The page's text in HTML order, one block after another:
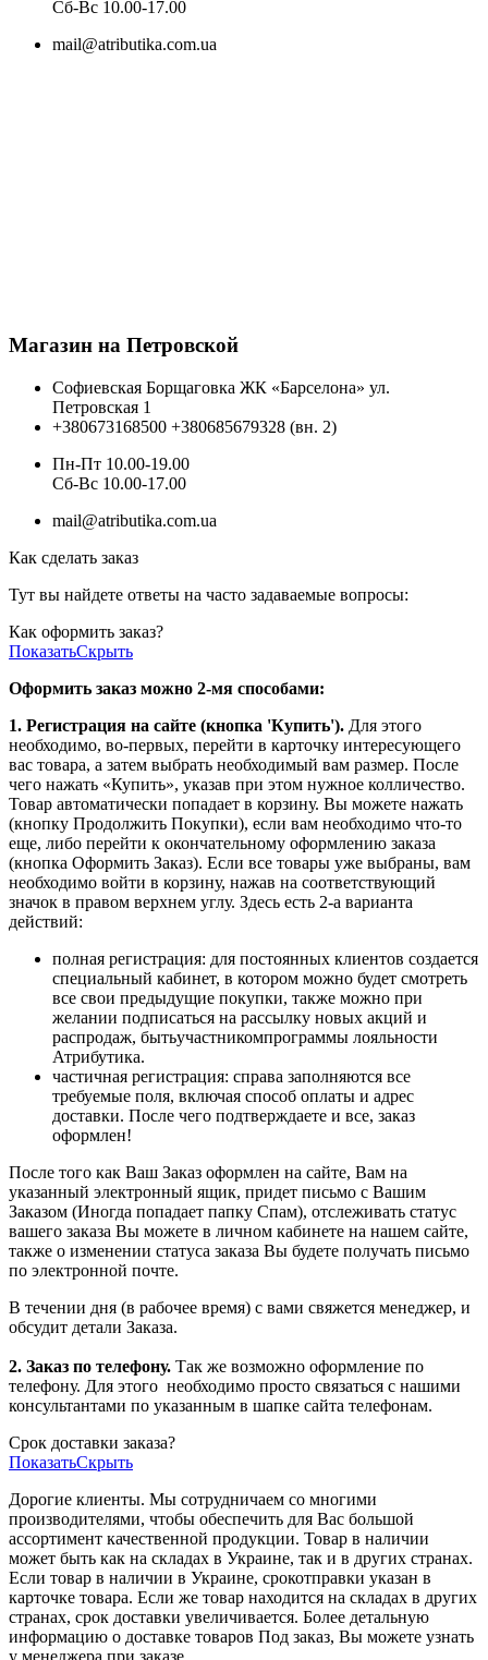
Cб-Вс 10.00-17.00
mail@atributika.com.ua
Магазин на Петровской
Софиевская Борщаговка ЖК «Барселона» ул.
Петровская 1
+380673168500 +380685679328 (вн. 2)
Пн-Пт 10.00-19.00
Cб-Вс 10.00-17.00
mail@atributika.com.ua
Как сделать заказ
Тут вы найдете ответы на часто задаваемые вопросы:
Как оформить заказ?
ПоказатьСкрыть
Оформить заказ можно 2-мя способами:
1. Регистрация на сайте (кнопка 'Купить'). Для этого
необходимо, во-первых, перейти в карточку интересующего
вас товара, а затем выбрать необходимый вам размер. После
чего нажать «Купить», указав при этом нужное колличество.
Товар автоматически попадает в корзину. Вы можете нажать
(кнопку Продолжить Покупки), если вам необходимо что-то
еще, либо перейти к окончательному оформлению заказа
(кнопка Оформить Заказ). Если все товары уже выбраны, вам
необходимо войти в корзину, нажав на соответствующий
значок в правом верхнем углу. Здесь есть 2-а варианта
действий:
полная регистрация: для постоянных клиентов создается
специальный кабинет, в котором можно будет смотреть
все свои предыдущие покупки, также можно при
желании подписаться на рассылку новых акций и
распродаж, бытьучастникомпрограммы лояльности
Атрибутика.
частичная регистрация: справа заполняются все
требуемые поля, включая способ оплаты и адрес
доставки. После чего подтверждаете и все, заказ
оформлен!
После того как Ваш Заказ оформлен на сайте, Вам на
указанный электронный ящик, придет письмо с Вашим
Заказом (Иногда попадает папку Спам), отслеживать статус
вашего заказа Вы можете в личном кабинете на нашем сайте,
также о изменении статуса заказа Вы будете получать письмо
по электронной почте.
В течении дня (в рабочее время) с вами свяжется менеджер, и
обсудит детали Заказа.
2. Заказ по телефону. Так же возможно оформление по
телефону. Для этого необходимо просто связаться с нашими
консультантами по указанным в шапке сайта телефонам.
Срок доставки заказа?
ПоказатьСкрыть
Дорогие клиенты. Мы сотрудничаем со многими
производителями, чтобы обеспечить для Вас большой
ассортимент качественной продукции. Товар в наличии
может быть как на складах в Украине, так и в других странах.
Если товар в наличии в Украине, срокотправки указан в
карточке товара. Если же товар находится на складах в других
странах, срок доставки увеличивается. Более детальную
информацию о доставке товаров Под заказ, Вы можете узнать
у менеджера при заказе.